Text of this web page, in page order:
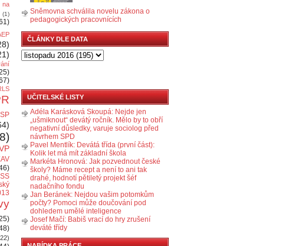
na
(1)
Sněmovna schválila novelu zákona o
pedagogických pracovnících
ČLÁNKY DLE DATA
UČITELSKÉ LISTY
Adéla Karásková Skoupá: Nejde jen
„ušmiknout“ devátý ročník. Mělo by to obří
negativní důsledky, varuje sociolog před
návrhem SPD
Pavel Mentlík: Devátá třída (první část):
Kolik let má mít základní škola
Markéta Hronová: Jak pozvednout české
školy? Máme recept a není to ani tak
drahé, hodnotí pětiletý projekt šéf
nadačního fondu
Jan Beránek: Nejdou vašim potomkům
počty? Pomoci může doučování pod
dohledem umělé inteligence
Josef Mačí: Babiš vrací do hry zrušení
deváté třídy